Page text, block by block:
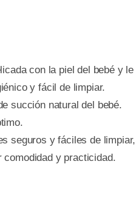
con la piel del bebé y
y fácil de limpiar.
succión natural del bebé.
seguros y fáciles de
y practicidad.